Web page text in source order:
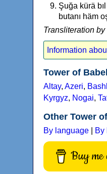
Şuğa kürä
butanı häm
Transliteration
Information
Tower of
Altay, Azeri,
Kyrgyz, Nogai,
Other Tower
By language By
Buy me